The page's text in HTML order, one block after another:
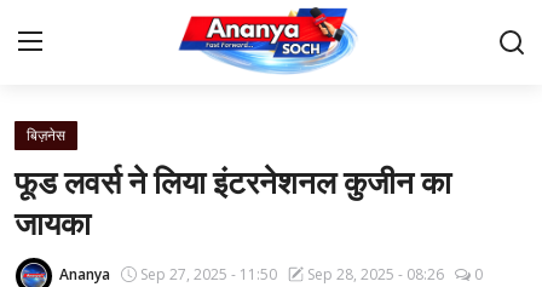
Home
Contact
About Us
बिज़नेस
फूड लवर्स ने लिया इंटरनेशनल कुजीन का
जायका
Ananya Sep 27, 2025 - 11:50 Sep 28, 2025 - 08:26 0